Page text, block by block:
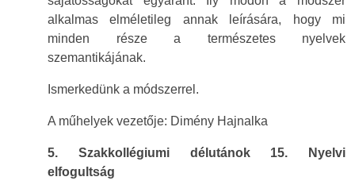
alkalmas elméletileg annak leírására, hogy mi
minden része a természetes nyelvek
szemantikájának.
Ismerkedünk a módszerrel.
A műhelyek vezetője: Dimény Hajnalka
5. Szakkollégiumi délutánok 15. Nyelvi
elfogultság